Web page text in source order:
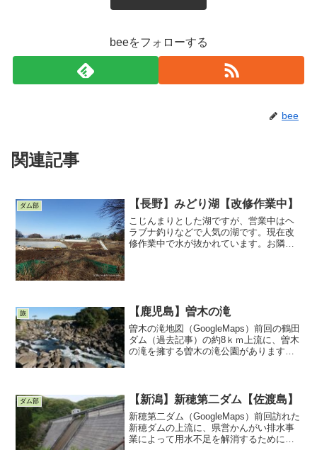
beeをフォローする
bee
関連記事
ダム部 【長野】みどり湖【改修作業中】
こじんまりとした湖ですが、営業中はヘ
ラブナ釣りなどで人気の湖です。現在改
修作業中で水が抜かれています。お隣の
旅 【鹿児島】曽木の滝
曽木の滝地図（GoogleMaps）前回の鶴田
ダム（過去記事）の約8ｋｍ上流に、曽木
の滝を擁する曽木の滝公園があります。
我々は、曽木発...
ダム部 【新潟】新穂第二ダム【佐渡島】
新穂第二ダム（GoogleMaps）前回訪れた
新穂ダムの上流に、県営かんがい排水事
業によって用水不足を解消するために、